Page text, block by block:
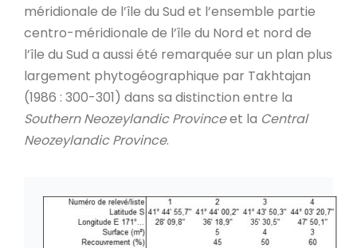
méridionale de l’île du Sud et l’ensemble partie
centro-méridionale de l’île du Nord et nord de
l’île du Sud a aussi été remarquée sur un plan plus
largement phytogéographique par Takhtajan
(1986 : 300-301) dans sa distinction entre la
Southern Neozeylandic Provinceet la Central
Neozeylandic Province.